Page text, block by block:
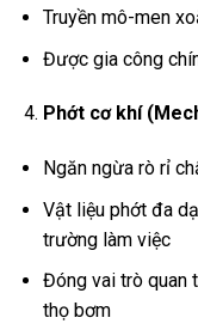
Truyền mô-men
Được gia công
Phớt cơ khí
Ngăn ngừa rò rỉ
Vật liệu phớt đa
trường làm việc
Đóng vai trò quan
thọ bơm